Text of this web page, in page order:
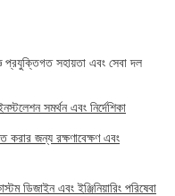
প্রযুক্তিগত সহায়তা এবং সেবা দল
সমর্থন এবং নির্দেশিকা
করার জন্য রক্ষণাবেক্ষণ এবং
ডিজাইন এবং ইঞ্জিনিয়ারিং পরিষেবা